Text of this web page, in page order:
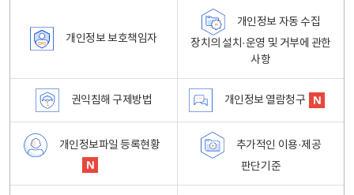
개인정보 보호책임자
개인정보 자동 수집
장치의 설치·운영 및 거부에 관한
사항
권익침해 구제방법 개인정보 열람청구
개인정보파일 등록현황
추가적인 이용·제공
판단기준